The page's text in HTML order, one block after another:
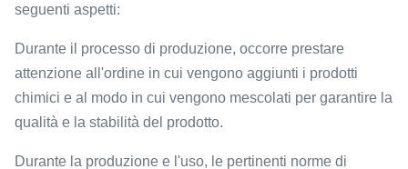
seguenti aspetti:
Durante il processo di produzione, occorre prestare
attenzione all'ordine in cui vengono aggiunti i prodotti
chimici e al modo in cui vengono mescolati per garantire la
qualità e la stabilità del prodotto.
Durante la produzione e l'uso, le pertinenti norme di